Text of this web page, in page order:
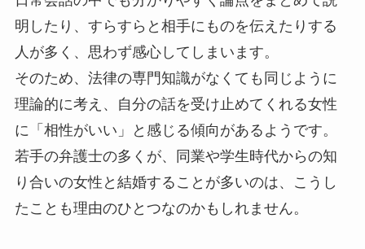
明したり、すらすらと相手にものを伝えたりする
人が多く、思わず感心してしまいます。
そのため、法律の専門知識がなくても同じように
理論的に考え、自分の話を受け止めてくれる女性
に「相性がいい」と感じる傾向があるようです。
若手の弁護士の多くが、同業や学生時代からの知
り合いの女性と結婚することが多いのは、こうし
たことも理由のひとつなのかもしれません。